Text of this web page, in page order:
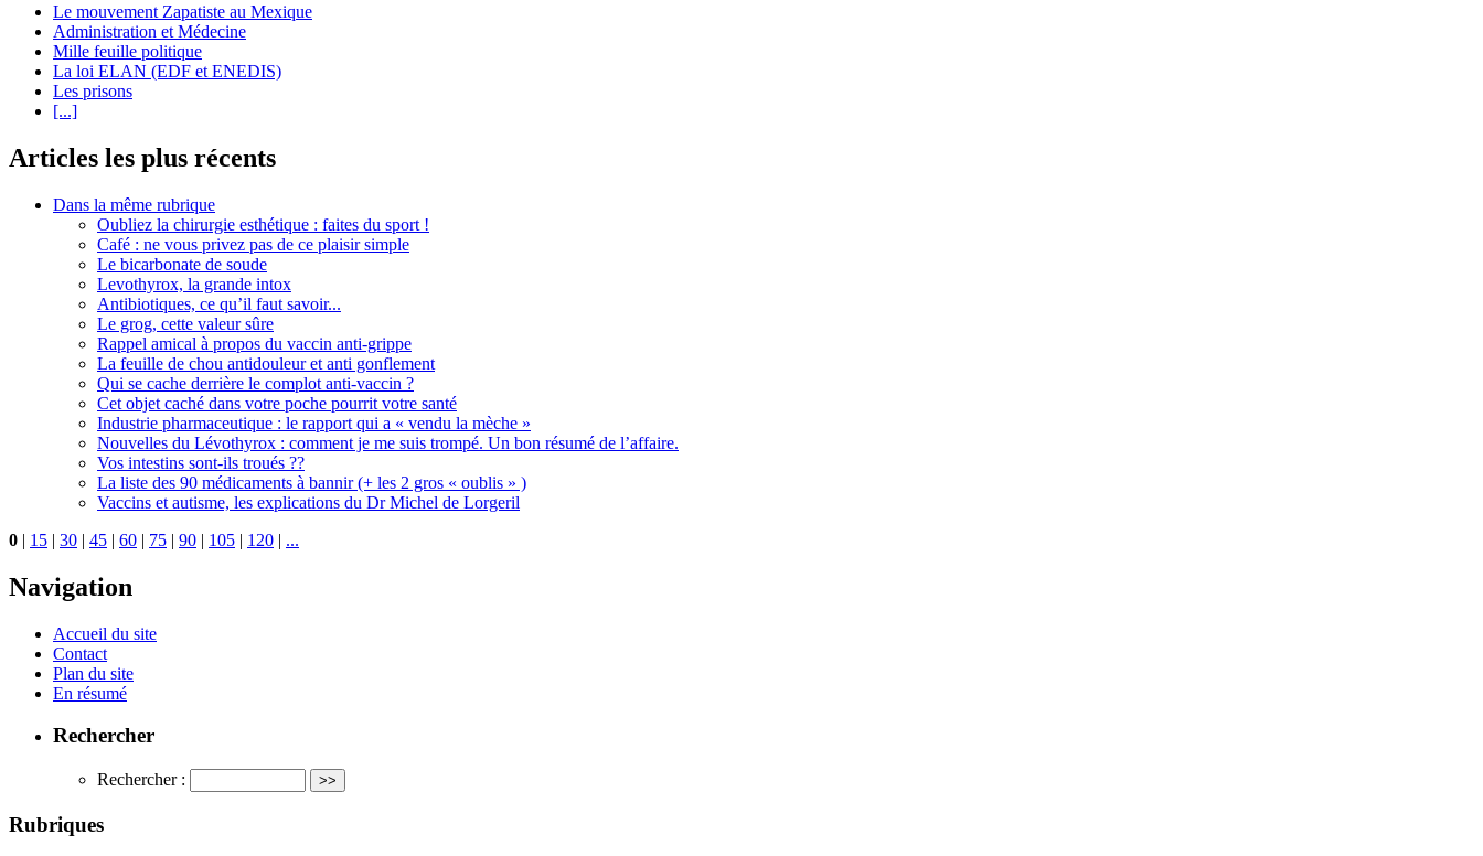
Le mouvement Zapatiste au Mexique
Administration et Médecine
Mille feuille politique
La loi ELAN (EDF et ENEDIS)
Les prisons
[...]
Articles les plus récents
Dans la même rubrique
Oubliez la chirurgie esthétique : faites du sport !
Café : ne vous privez pas de ce plaisir simple
Le bicarbonate de soude
Levothyrox, la grande intox
Antibiotiques, ce qu’il faut savoir...
Le grog, cette valeur sûre
Rappel amical à propos du vaccin anti-grippe
La feuille de chou antidouleur et anti gonflement
Qui se cache derrière le complot anti-vaccin ?
Cet objet caché dans votre poche pourrit votre santé
Industrie pharmaceutique : le rapport qui a « vendu la mèche »
Nouvelles du Lévothyrox : comment je me suis trompé. Un bon résumé de l’affaire.
Vos intestins sont-ils troués ??
La liste des 90 médicaments à bannir (+ les 2 gros « oublis » )
Vaccins et autisme, les explications du Dr Michel de Lorgeril
0 | 15 | 30 | 45 | 60 | 75 | 90 | 105 | 120 | ...
Navigation
Accueil du site
Contact
Plan du site
En résumé
Rechercher
Rechercher :
Rubriques